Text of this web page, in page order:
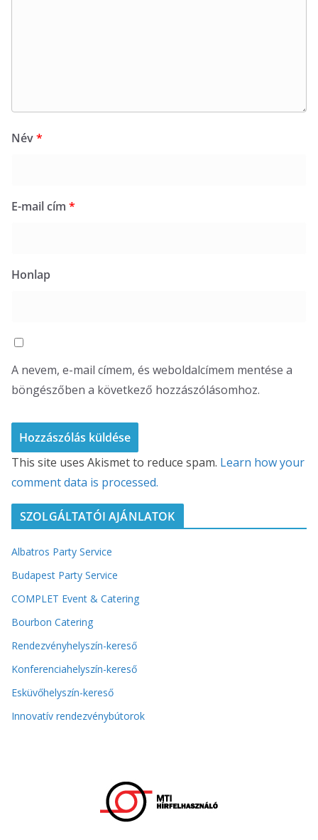
Név*
E-mail cím *
Honlap
A nevem, e-mail címem, és weboldalcímem mentése a
böngészőben a következő hozzászólásomhoz.
This site uses Akismet to reduce spam. Learn how your
comment data is processed.
SZOLGÁLTATÓI AJÁNLATOK
Albatros Party Service
Budapest Party Service
COMPLET Event & Catering
Bourbon Catering
Rendezvényhelyszín-kereső
Konferenciahelyszín-kereső
Esküvőhelyszín-kereső
Innovatív rendezvénybútorok